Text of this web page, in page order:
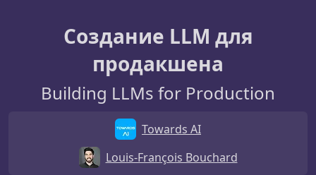
Создание LLM для
продакшена
Building LLMs for Production
Towards AI
Louis-François Bouchard